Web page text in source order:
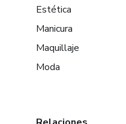
Estética
Manicura
Maquillaje
Moda